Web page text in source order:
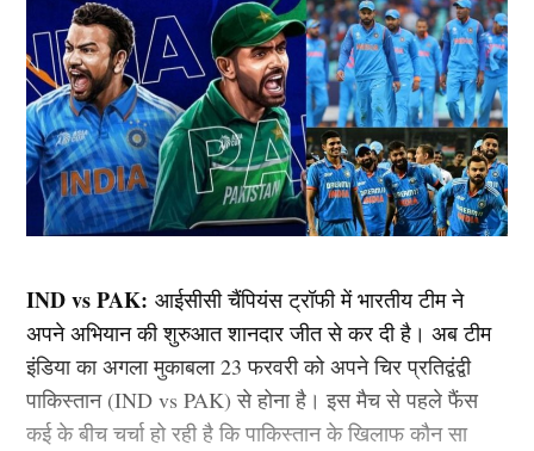
IND vs PAK:आईसीसी चैंपियंस ट्रॉफी में भारतीय टीम ने
अपने अभियान की शुरुआत शानदार जीत से कर दी है। अब टीम
इंडिया का अगला मुकाबला 23 फरवरी को अपने चिर प्रतिद्वंद्वी
पाकिस्तान (IND vs PAK) से होना है। इस मैच से पहले फैंस
कई के बीच चर्चा हो रही है कि पाकिस्तान के खिलाफ कौन सा